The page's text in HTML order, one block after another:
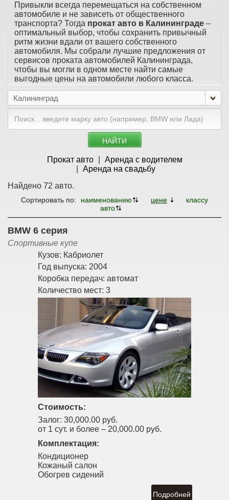
Привыкли всегда перемещаться на собственном
автомобиле и не зависеть от общественного
транспорта? Тогда прокат авто в Калининграде –
оптимальный выбор, чтобы сохранить привычный
ритм жизни вдали от вашего собственного
автомобиля. Мы собрали лучшие предложения от
сервисов проката автомобилей Калининграда,
чтобы вы могли в одном месте найти самые
выгодные цены на автомобили любого класса.
Калининград
НАЙТИ
Прокат авто
Аренда с водителем
Аренда на свадьбу
Найдено 72 авто.
Сортировать по: наименованию цене
классу
авто
BMW 6 серия
Спортивные купе
Кузов: Кабриолет
Год выпуска: 2004
Коробка передач: автомат
Количество мест: 3
Стоимость:
Залог: 30,000.00 руб.
от 1 сут. и более – 20,000.00 руб.
Комплектация:
Кондиционер
Кожаный салон
Обогрев сидений
Подробней